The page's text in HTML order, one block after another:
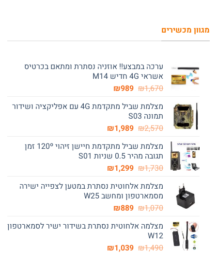
מגוון מכשירים
ערכה במבצע!! אוזניה נסתרת ומתאם בכרטיס
אשראי 4G חדיש M14
₪1,670
המחיר
היה:
₪1,670.
₪989 המחיר
הוא:
מצלמת שביל מתקדמת 4G עם אפליקציה ושידור
תמונה S03
₪2,570
המחיר
היה:
₪2,570.
₪1,989
המחיר
הוא:
₪1,989.
מצלמת שביל מתקדמת חיישן זיהוי 120º זמן
תגובה מהיר 0.5 שניות S01
₪1,730
המחיר
היה:
₪1,730.
₪1,299
המחיר
הוא:
₪1,299.
מצלמת אלחוטית נסתרת במטען לצפייה ישירה
מסמארטפון ומחשב W25
₪1,070
המחיר
היה:
₪889 המחיר
הוא:
מצלמה אלחוטית נסתרת בשידור ישיר לסמארטפון
W12
₪1,490
המחיר₪1,039
המחיר